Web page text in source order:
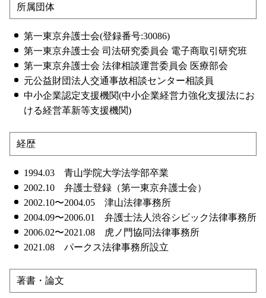
所属団体
第一東京弁護士会(登録番号:30086)
第一東京弁護士会 司法研究委員会 電子商取引研究班
第一東京弁護士会 法律相談運営委員会 医療部会
元公益財団法人交通事故相談センター相談員
中小企業認定支援機関(中小企業経営力強化支援法にお
ける経営革新等支援機関)
経歴
1994.03 青山学院大学法学部卒業
2002.10 弁護士登録（第一東京弁護士会）
2002.10〜2004.05 津山法律事務所
2004.09〜2006.01 弁護士法人渋谷シビック法律事務所
2006.02〜2021.08 虎ノ門協同法律事務所
2021.08 パークス法律事務所設立
著書・論文